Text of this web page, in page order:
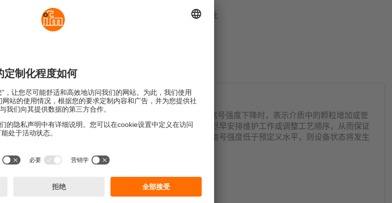
可靠的质量控制。
制成，且管内没有任何测量元件、密封件和运动部件，因此
等机械系统中可能出现的损坏、泄漏或堵塞而导致的故障，
度用作质量和维护指标
测信号强度，可以得出关于介质质量或维护需求的结论。当信号强度下降时，表示介质中的颗粒增加或管
沉积物。信号强度通过IO-Link进行非周期性传输，因此可以尽早安排维护工作或调整工艺顺序，从而保证
质量。该功能也适用于尚未采用IO-Link技术的传统系统。若信号强度低于预定义水平，则设备状态将发生
关SU-Puresonic的更多信息